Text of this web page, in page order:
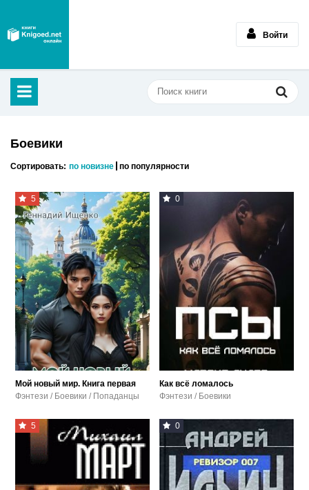
Войти
Боевики
Сортировать: по новизне по популярности
5
Мой новый мир. Книга первая
Фэнтези / Боевики / Попаданцы
0
Как всё ломалось
Фэнтези / Боевики
5 0